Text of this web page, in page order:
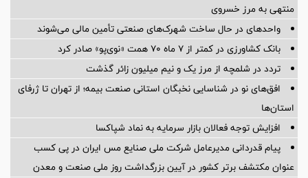
منتهی به مرز خسروی
واحدهای در حال ساخت شهرک‌های صنعتی تأمین مالی می‌شوند
بانک کشاورزی در کمتر از ۷ ماه ۷۰ همت «نوی‌پو» صادر کرد
تردد در شلمچه از مرز یک و نیم میلیون زائر گذشت
افق‌های نو در شناسایی نخبگان استانی صنعت بیمه؛ از تهران تا ژرفای
استان‌ها
افزایش توجه فعالان بازار سرمایه به نماد شپاکسا
پیام قدردانی مدیرعامل شرکت ملی صنایع مس ایران در پی کسب
عنوان مکتشف برتر کشور در آیین بزرگداشت روز ملی صنعت و معدن